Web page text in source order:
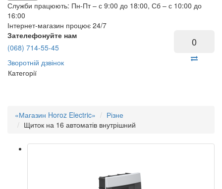
Служби працюють: Пн-Пт – с 9:00 до 18:00, Сб – с 10:00 до
16:00
Інтернет-магазин процює 24/7
Зателефонуйте нам
(068) 714-55-45
Зворотній дзвінок
0
Категорії
«Магазин Horoz Electric»
Різне
Щиток на 16 автоматів внутрішний